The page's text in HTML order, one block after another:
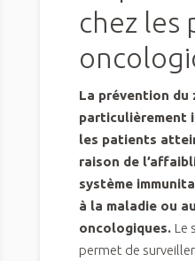
chez les
La prévention du
particulièrement
les patients
raison de
système
à la maladie ou
oncologiques. Le
permet de